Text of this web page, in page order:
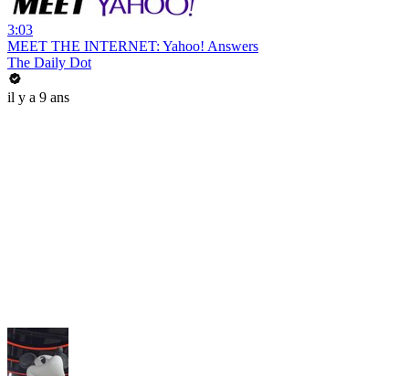
3:03
MEET THE INTERNET: Yahoo! Answers
The Daily Dot
il y a 9 ans